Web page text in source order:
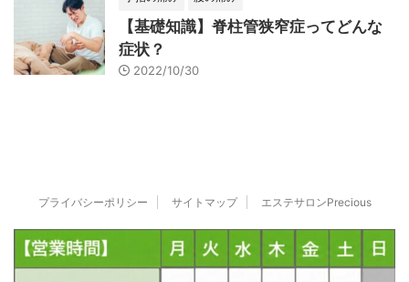
【基礎知識】脊柱管狭窄症ってどんな
症状？
2022/10/30
プライバシーポリシー サイトマップ エステサロンPrecious